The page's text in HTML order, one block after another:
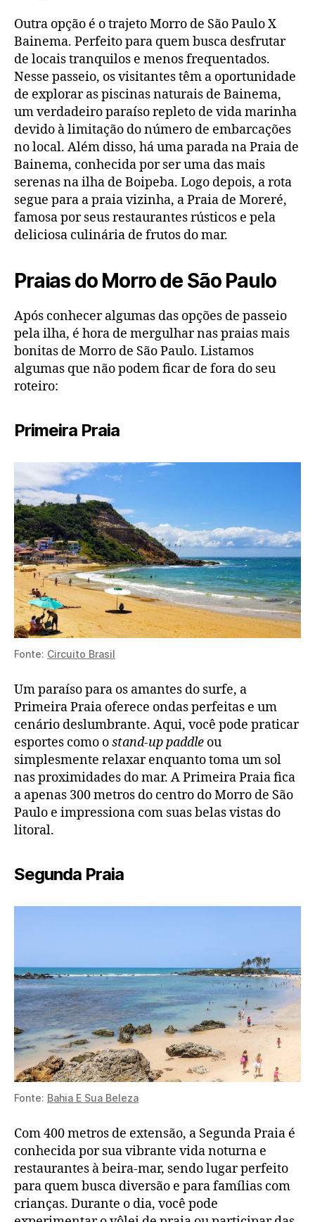
Outra opção é o trajeto Morro de São Paulo X
Bainema. Perfeito para quem busca desfrutar
de locais tranquilos e menos frequentados.
Nesse passeio, os visitantes têm a oportunidade
de explorar as piscinas naturais de Bainema,
um verdadeiro paraíso repleto de vida marinha
devido à limitação do número de embarcações
no local. Além disso, há uma parada na Praia de
Bainema, conhecida por ser uma das mais
serenas na ilha de Boipeba. Logo depois, a rota
segue para a praia vizinha, a Praia de Moreré,
famosa por seus restaurantes rústicos e pela
deliciosa culinária de frutos do mar.
Praias do Morro de São Paulo
Após conhecer algumas das opções de passeio
pela ilha, é hora de mergulhar nas praias mais
bonitas de Morro de São Paulo. Listamos
algumas que não podem ficar de fora do seu
roteiro:
Primeira Praia
Fonte: Circuito Brasil
Um paraíso para os amantes do surfe, a
Primeira Praia oferece ondas perfeitas e um
cenário deslumbrante. Aqui, você pode praticar
esportes como ostand-up paddle ou
simplesmente relaxar enquanto toma um sol
nas proximidades do mar. A Primeira Praia fica
a apenas 300 metros do centro do Morro de São
Paulo e impressiona com suas belas vistas do
litoral.
Segunda Praia
Fonte: Bahia E Sua Beleza
Com 400 metros de extensão, a Segunda Praia é
conhecida por sua vibrante vida noturna e
restaurantes à beira-mar, sendo lugar perfeito
para quem busca diversão e para famílias com
crianças. Durante o dia, você pode